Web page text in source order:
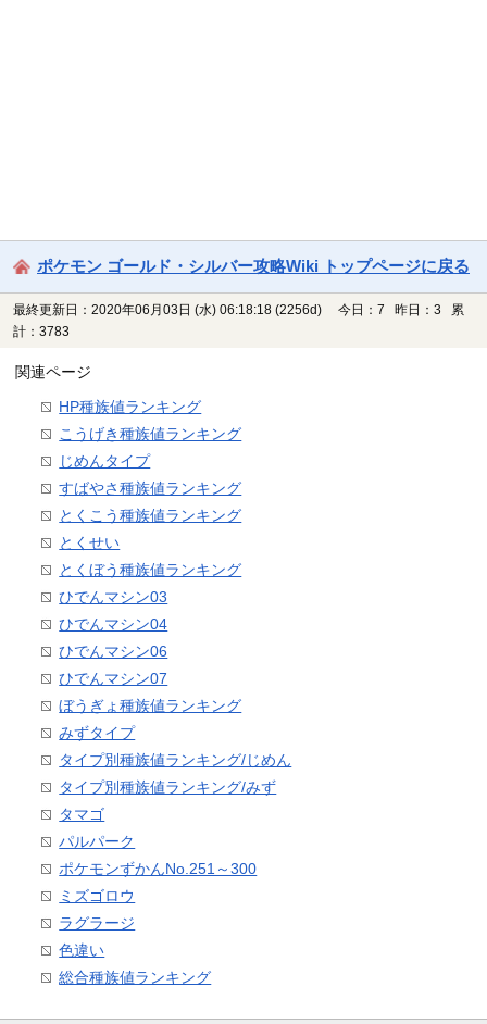
ポケモン ゴールド・シルバー攻略Wiki トップページに戻る
最終更新日：2020年06月03日 (水) 06:18:18 (2256d)
今日：7 昨日：3 累
計：3783
関連ページ
HP種族値ランキング
こうげき種族値ランキング
じめんタイプ
すばやさ種族値ランキング
とくこう種族値ランキング
とくせい
とくぼう種族値ランキング
ひでんマシン03
ひでんマシン04
ひでんマシン06
ひでんマシン07
ぼうぎょ種族値ランキング
みずタイプ
タイプ別種族値ランキング/じめん
タイプ別種族値ランキング/みず
タマゴ
パルパーク
ポケモンずかんNo.251～300
ミズゴロウ
ラグラージ
色違い
総合種族値ランキング